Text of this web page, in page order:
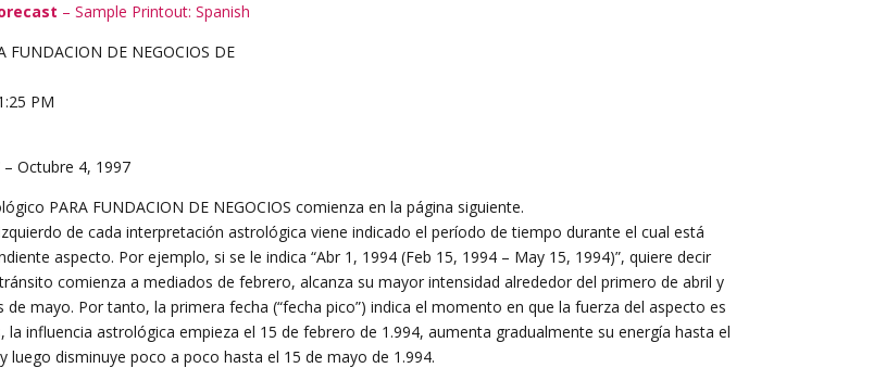
– Sample Printout: Spanish
FUNDACION DE NEGOCIOS DE
PM
Octubre 4, 1997
PARA FUNDACION DE NEGOCIOS comienza en la página siguiente.
de cada interpretación astrológica viene indicado el período de tiempo durante el cual está
aspecto. Por ejemplo, si se le indica “Abr 1, 1994 (Feb 15, 1994 – May 15, 1994)”, quiere decir
comienza a mediados de febrero, alcanza su mayor intensidad alrededor del primero de abril y
de mayo. Por tanto, la primera fecha (“fecha pico”) indica el momento en que la fuerza del aspecto es
la influencia astrológica empieza el 15 de febrero de 1.994, aumenta gradualmente su energía hasta el
luego disminuye poco a poco hasta el 15 de mayo de 1.994.